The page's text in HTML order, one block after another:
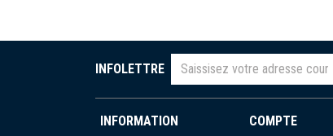
INFOLETTRE
INFORMATION COMPTE